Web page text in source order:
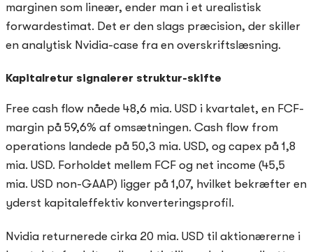
marginen som lineær, ender man i et urealistisk
forwardestimat. Det er den slags præcision, der skiller
en analytisk Nvidia-case fra en overskriftslæsning.
Kapitalretur signalerer struktur-skifte
Free cash flow nåede 48,6 mia. USD i kvartalet, en FCF-
margin på 59,6% af omsætningen. Cash flow from
operations landede på 50,3 mia. USD, og capex på 1,8
mia. USD. Forholdet mellem FCF og net income (45,5
mia. USD non-GAAP) ligger på 1,07, hvilket bekræfter en
yderst kapitaleffektiv konverteringsprofil.
Nvidia returnerede cirka 20 mia. USD til aktionærerne i